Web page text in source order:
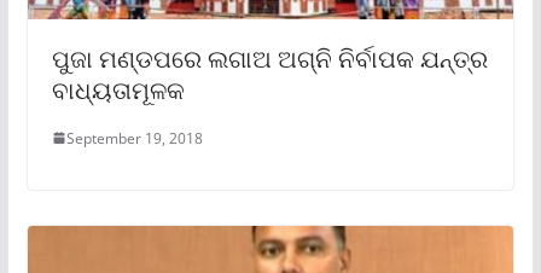
ପୁଜା ମଣ୍ଡପରେ ଲଗାଅ ଅଗ୍ନି ନିର୍ବାପକ ଯନ୍ତ୍ର
ବାଧ୍ୟତାମୂଳକ
September 19, 2018